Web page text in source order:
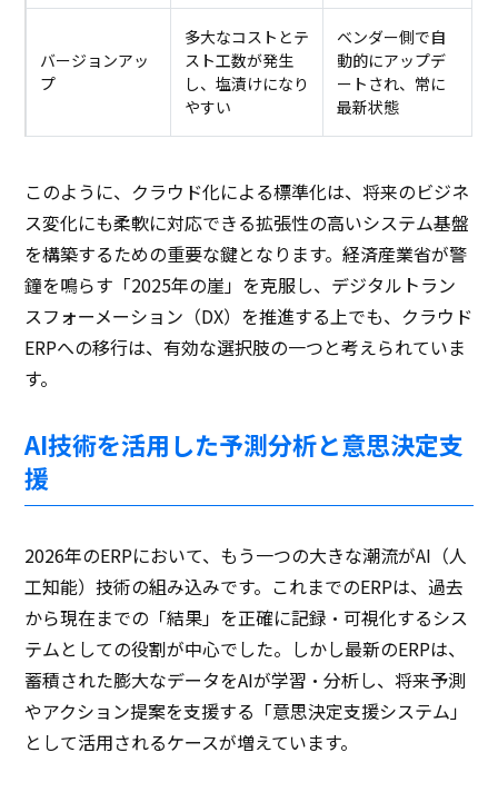
バージョンアッ
プ
多大なコストとテ
スト工数が発生
し、塩漬けになり
やすい
ベンダー側で自
動的にアップデ
ートされ、常に
最新状態
このように、クラウド化による標準化は、将来のビジネ
ス変化にも柔軟に対応できる拡張性の高いシステム基盤
を構築するための重要な鍵となります。経済産業省が警
鐘を鳴らす「2025年の崖」を克服し、デジタルトラン
スフォーメーション（DX）を推進する上でも、クラウド
ERPへの移行は、有効な選択肢の一つと考えられていま
す。
AI技術を活用した予測分析と意思決定支
援
2026年のERPにおいて、もう一つの大きな潮流がAI（人
工知能）技術の組み込みです。これまでのERPは、過去
から現在までの「結果」を正確に記録・可視化するシス
テムとしての役割が中心でした。しかし最新のERPは、
蓄積された膨大なデータをAIが学習・分析し、将来予測
やアクション提案を支援する「意思決定支援システム」
として活用されるケースが増えています。